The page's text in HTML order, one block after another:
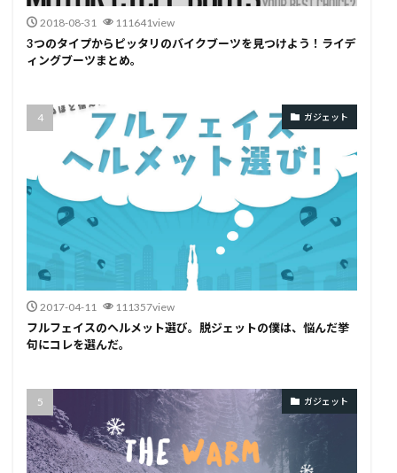
2018-08-31 111641view
3つのタイプからピッタリのバイクブーツを見つけよう！ライデ
ィングブーツまとめ。
ガジェット
2017-04-11 111357view
フルフェイスのヘルメット選び。脱ジェットの僕は、悩んだ挙
句にコレを選んだ。
ガジェット